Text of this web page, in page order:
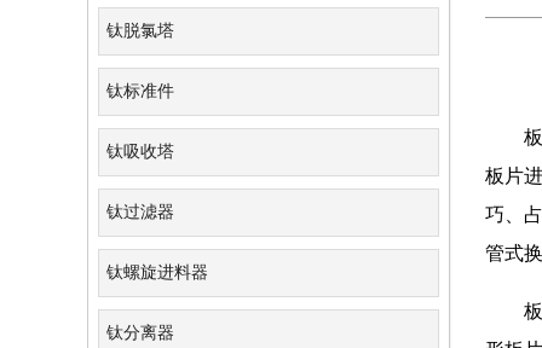
钛脱氯塔
钛标准件
钛吸收塔
钛过滤器
钛螺旋进料器
钛分离器
板片
巧、
管式